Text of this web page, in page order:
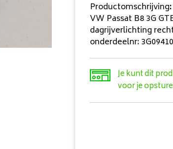
Productomschrijving:
VW Passat B8 3G
dagrijverlichting
onderdeelnr:
Je kunt dit
voor je